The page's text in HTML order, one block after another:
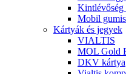
Kintlévőség
Mobil
Kártyák és jegyek
VIALTIS
MOL Gold
DKV kártya